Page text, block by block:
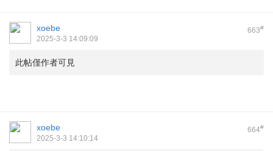
663#
xoebe
2025-3-3 14:09:09
此帖僅作者可見
664#
xoebe
2025-3-3 14:10:14